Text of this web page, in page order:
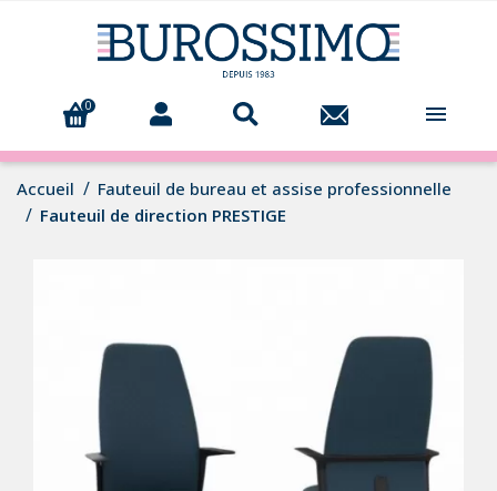
0 
Accueil
Fauteuil de bureau et assise professionnelle
Fauteuil de direction PRESTIGE